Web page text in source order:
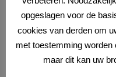
TOEVOEGEN
8719325323788
opgeslagen voor de
cookies van derden om
met toestemming worden
maar dit kan uw